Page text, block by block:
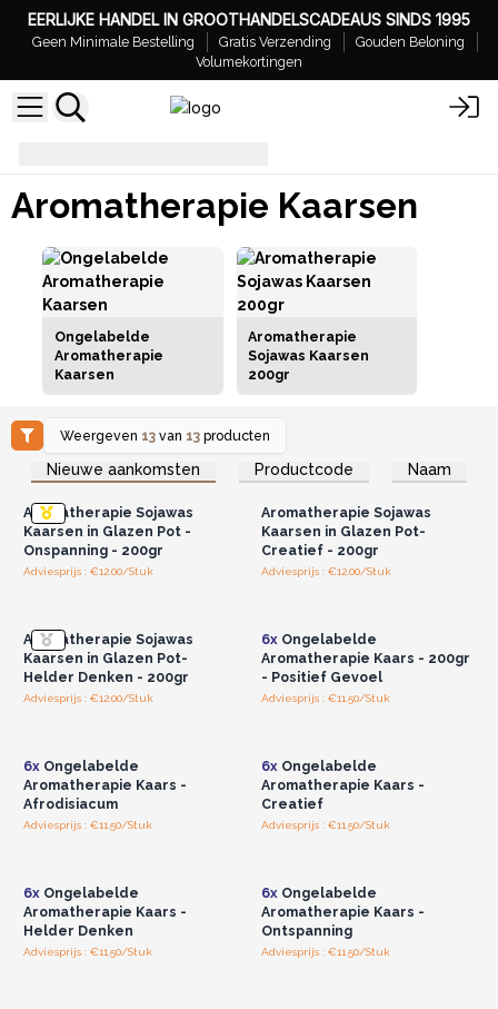
EERLIJKE HANDEL IN GROOTHANDELSCADEAUS SINDS 1995
Geen Minimale Bestelling Gratis Verzending
Gouden Beloning
Volumekortingen
Aromatherapie Kaarsen
Ongelabelde
Aromatherapie
Kaarsen
Aromatherapie
Sojawas Kaarsen
200gr
Weergeven 13 van 13 producten
Nieuwe aankomsten Productcode Naam
Log in of registreer u voor
groothandelsprijzen.
Aromatherapie Sojawas
Kaarsen in Glazen Pot -
Onspanning - 200gr
Adviesprijs : €12.00/Stuk
Log in of registreer u voor
groothandelsprijzen.
Aromatherapie Sojawas
Kaarsen in Glazen Pot-
Creatief - 200gr
Adviesprijs : €12.00/Stuk
Aromatherapie Sojawas
Kaarsen in Glazen Pot-
Helder Denken - 200gr
Adviesprijs : €12.00/Stuk
6xOngelabelde
Aromatherapie Kaars - 200gr
- Positief Gevoel
Adviesprijs : €11.50/Stuk
6xOngelabelde
Aromatherapie Kaars -
Afrodisiacum
Adviesprijs : €11.50/Stuk
6xOngelabelde
Aromatherapie Kaars -
Creatief
Adviesprijs : €11.50/Stuk
6xOngelabelde
Aromatherapie Kaars -
Helder Denken
Adviesprijs : €11.50/Stuk
6xOngelabelde
Aromatherapie Kaars -
Ontspanning
Adviesprijs : €11.50/Stuk